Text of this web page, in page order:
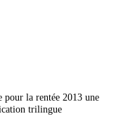
pour la rentée 2013 une
trilingue